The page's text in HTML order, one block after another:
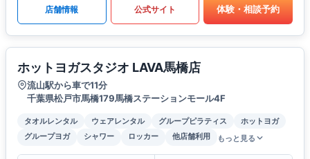
店舗情報 公式サイト 体験・相談予約
ホットヨガスタジオ LAVA馬橋店
流山駅から車で11分
千葉県松戸市馬橋179馬橋ステーションモール4F
タオルレンタル ウェアレンタル グループピラティス
ホットヨガ
グループヨガ
シャワー ロッカー 他店舗利用 もっと見る